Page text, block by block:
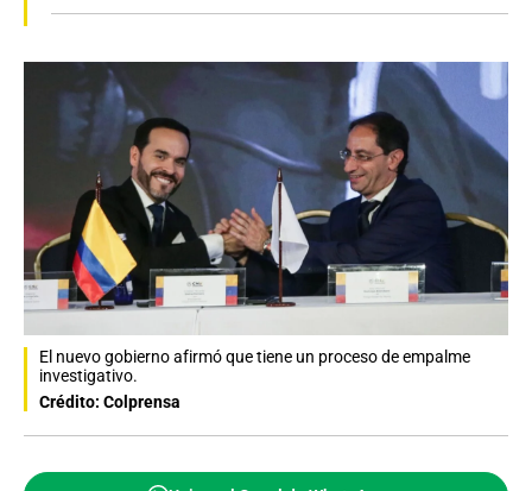
El nuevo gobierno afirmó que tiene un proceso de empalme
investigativo.
Crédito: Colprensa